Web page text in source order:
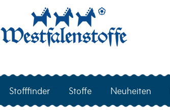
Stofffinder Stoffe Neuheiten